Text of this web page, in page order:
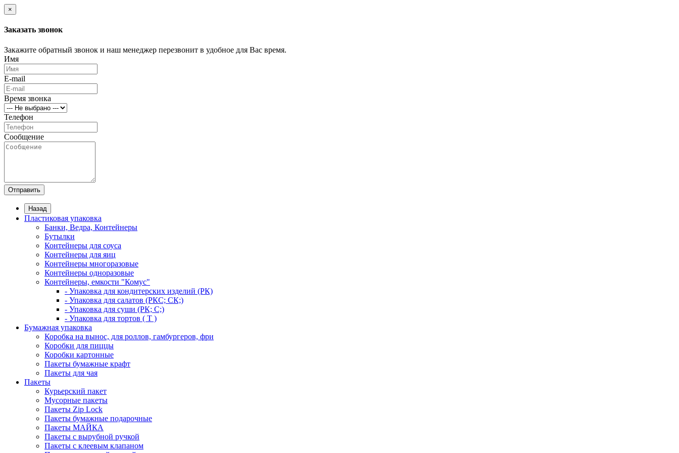
×
Заказать звонок
Закажите обратный звонок и наш менеджер перезвонит в удобное для Вас время.
Имя
E-mail
Время звонка
Телефон
Сообщение
Отправить
Назад
Пластиковая упаковка
Банки, Ведра, Контейнеры
Бутылки
Контейнеры для соуса
Контейнеры для яиц
Контейнеры многоразовые
Контейнеры одноразовые
Контейнеры, емкости "Комус"
- Упаковка для кондитерских изделий (РК)
- Упаковка для салатов (РКС; СК;)
- Упаковка для суши (РК; С;)
- Упаковка для тортов ( Т )
Бумажная упаковка
Коробка на вынос, для роллов, гамбургеров, фри
Коробки для пиццы
Коробки картонные
Пакеты бумажные крафт
Пакеты для чая
Пакеты
Курьерский пакет
Мусорные пакеты
Пакеты Zip Lock
Пакеты бумажные подарочные
Пакеты МАЙКА
Пакеты с вырубной ручкой
Пакеты с клеевым клапаном